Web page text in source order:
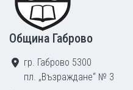
Община Габрово
гр. Габрово 5300
пл. „Възраждане“ № 3